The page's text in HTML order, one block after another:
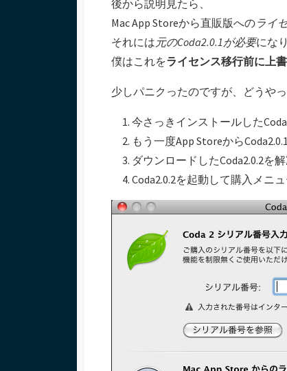
後から説明見たら、
Mac App Storeから直販版へのライ
それには 元のCoda2.0.1が必要にな
僕はこれをライセンス移行前に上
少しパニクったのですが、どうや
今さっきインストールした
もう一度App Storeから
ダウンロードしたCoda2.0.2を
Coda2.0.2を起動して購入メニ